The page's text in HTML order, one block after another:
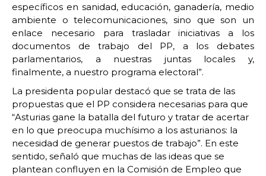
específicos en sanidad, educación, ganadería, medio
ambiente o telecomunicaciones, sino que son un
enlace necesario para trasladar iniciativas a los
documentos de trabajo del PP, a los debates
parlamentarios, a nuestras juntas locales y,
finalmente, a nuestro programa electoral”.
La presidenta popular destacó que se trata de las
propuestas que el PP considera necesarias para que
“Asturias gane la batalla del futuro y tratar de acertar
en lo que preocupa muchísimo a los asturianos: la
necesidad de generar puestos de trabajo”. En este
sentido, señaló que muchas de las ideas que se
plantean confluyen en la Comisión de Empleo que